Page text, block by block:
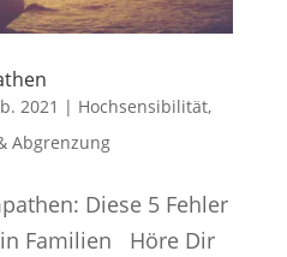
2021 | Hochsensibilität,
Abgrenzung
Diese 5 Fehler
Familien Höre Dir